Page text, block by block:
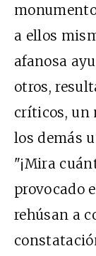
a ellos
afanosa
otros,
críticos, un
los demás
"¡Mira
provocado
rehúsan a